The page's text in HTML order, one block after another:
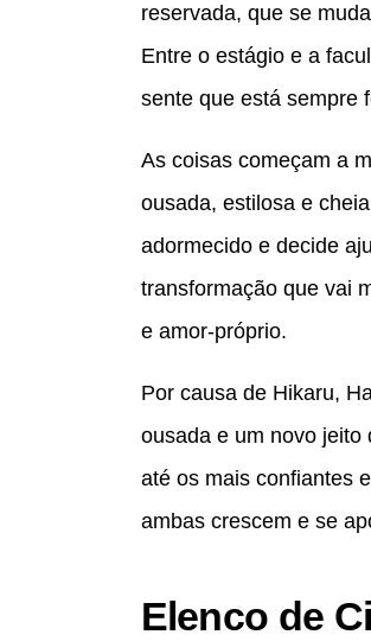
reservada, que se
Entre o estágio e a
sente que está sempre
As coisas começam a
ousada, estilosa e
adormecido e decide
transformação que vai
e amor-próprio.
Por causa de Hikaru,
ousada e um novo jeito
até os mais confiantes
ambas crescem e se
Elenco de